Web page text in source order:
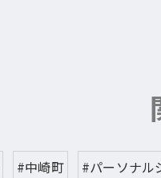
#中崎町 #パーソナル